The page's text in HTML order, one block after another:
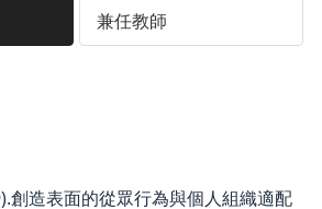
兼任教師
創造表面的從眾行為與個人組織適配